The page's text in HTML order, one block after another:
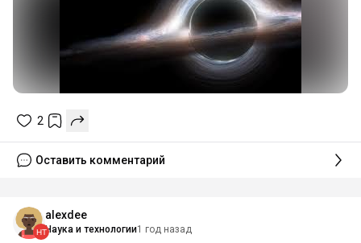
2
Оставить комментарий
alexdee
Наука и технологии1 год назад